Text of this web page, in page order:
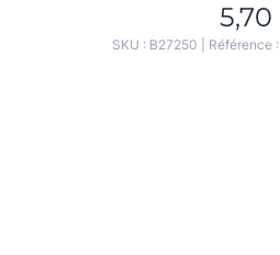
5,70
SKU : B27250 | Référence :